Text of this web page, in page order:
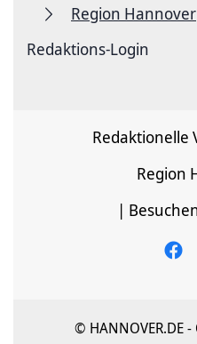
Region Hannover
Redaktions-Login
Redaktionelle
Region
|
© HANNOVER.DE